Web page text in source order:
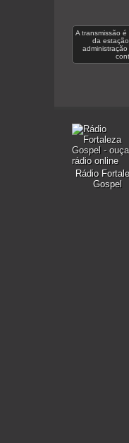
A transmissão
da
Rádio
Gospel